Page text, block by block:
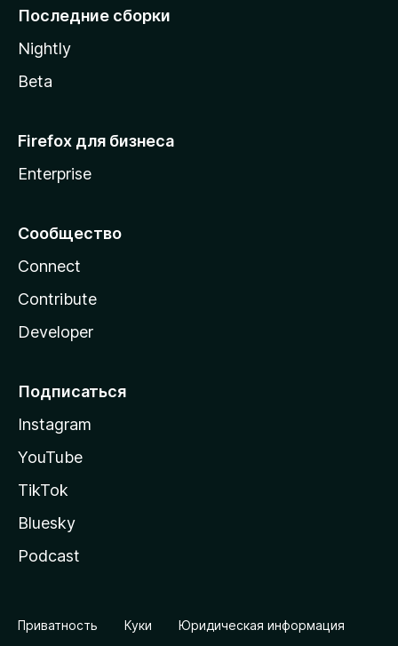
lПоследние сборки
Nightly
Beta
Firefox для бизнеса
Enterprise
Сообщество
Connect
Contribute
Developer
Подписаться
Instagram
YouTube
TikTok
Bluesky
Podcast
Приватность Куки Юридическая информация